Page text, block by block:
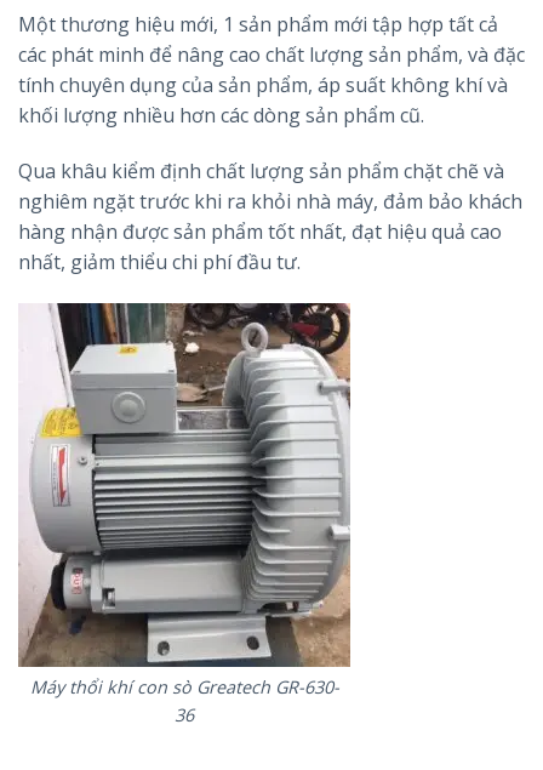
Một thương hiệu mới, 1 sản phẩm mới tập hợp tất cả
các phát minh để nâng cao chất lượng sản phẩm, và đặc
tính chuyên dụng của sản phẩm, áp suất không khí và
khối lượng nhiều hơn các dòng sản phẩm cũ.
Qua khâu kiểm định chất lượng sản phẩm chặt chẽ và
nghiêm ngặt trước khi ra khỏi nhà máy, đảm bảo khách
hàng nhận được sản phẩm tốt nhất, đạt hiệu quả cao
nhất, giảm thiểu chi phí đầu tư.
Máy thổi khí con sò Greatech GR-630-
36